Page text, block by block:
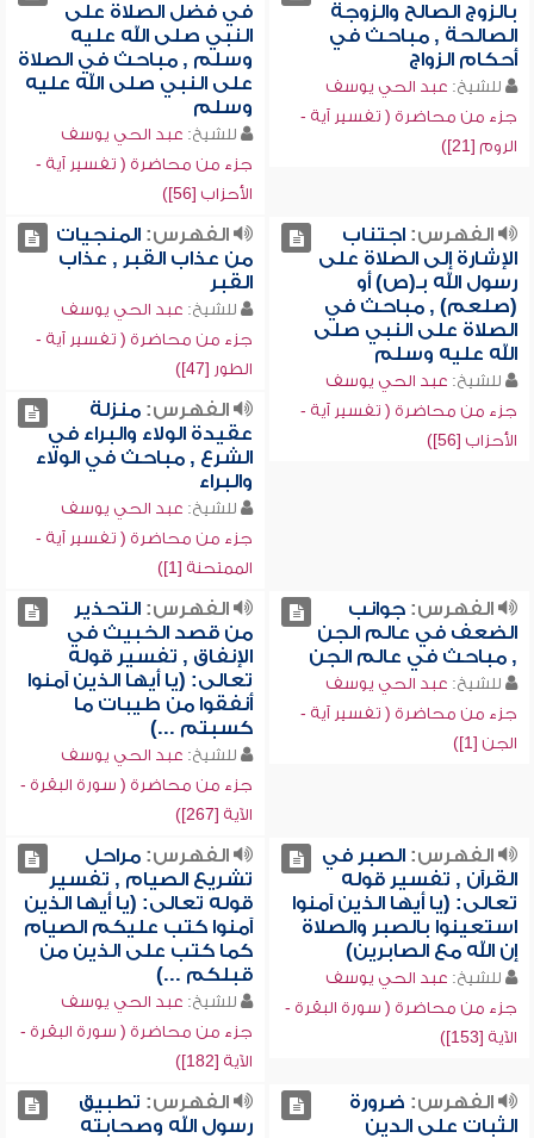
بالزوج الصالح والزوجة
الصالحة , مباحث في
أحكام الزواج
للشيخ: عبد الحي يوسف
جزء من محاضرة ( تفسير آية -
الروم [21])
في فضل الصلاة على
النبي صلى الله عليه
وسلم , مباحث في الصلاة
على النبي صلى الله عليه
وسلم
للشيخ: عبد الحي يوسف
جزء من محاضرة ( تفسير آية -
الأحزاب [56])
الفهرس:اجتناب
الإشارة إلى الصلاة على
رسول الله بـ(ص) أو
(صلعم) , مباحث في
الصلاة على النبي صلى
الله عليه وسلم
للشيخ: عبد الحي يوسف
جزء من محاضرة ( تفسير آية -
الأحزاب [56])
الفهرس:المنجيات
من عذاب القبر , عذاب
القبر
للشيخ: عبد الحي يوسف
جزء من محاضرة ( تفسير آية -
الطور [47])
الفهرس:منزلة
عقيدة الولاء والبراء في
الشرع , مباحث في الولاء
والبراء
للشيخ: عبد الحي يوسف
جزء من محاضرة ( تفسير آية -
الممتحنة [1])
الفهرس:جوانب
الضعف في عالم الجن
, مباحث في عالم الجن
للشيخ: عبد الحي يوسف
جزء من محاضرة ( تفسير آية -
الجن [1])
الفهرس:التحذير
من قصد الخبيث في
الإنفاق , تفسير قوله
تعالى: (يا أيها الذين آمنوا
أنفقوا من طيبات ما
كسبتم ...)
للشيخ: عبد الحي يوسف
جزء من محاضرة ( سورة البقرة -
الآية [267])
الفهرس:الصبر في
القرآن , تفسير قوله
تعالى: (يا أيها الذين آمنوا
استعينوا بالصبر والصلاة
إن الله مع الصابرين)
للشيخ: عبد الحي يوسف
جزء من محاضرة ( سورة البقرة -
الآية [153])
الفهرس:مراحل
تشريع الصيام , تفسير
قوله تعالى: (يا أيها الذين
آمنوا كتب عليكم الصيام
كما كتب على الذين من
قبلكم ...)
للشيخ: عبد الحي يوسف
جزء من محاضرة ( سورة البقرة -
الآية [182])
الفهرس: ضرورة
الثبات على الدين
الفهرس: تطبيق
رسول الله وصحابته